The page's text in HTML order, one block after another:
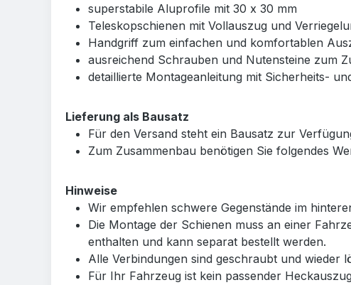
superstabile Aluprofile mit 30 x 30 mm
Teleskopschienen mit Vollauszug und
Handgriff zum einfachen und komfortablen
ausreichend Schrauben und Nutensteine zum
detaillierte Montageanleitung mit Sicherheits-
Lieferung als Bausatz
Für den Versand steht ein Bausatz zur
Zum Zusammenbau benötigen Sie folgendes
Hinweise
Wir empfehlen schwere Gegenstände im
Die Montage der Schienen muss an einer
enthalten und kann separat bestellt werden.
Alle Verbindungen sind geschraubt und wieder
Für Ihr Fahrzeug ist kein passender